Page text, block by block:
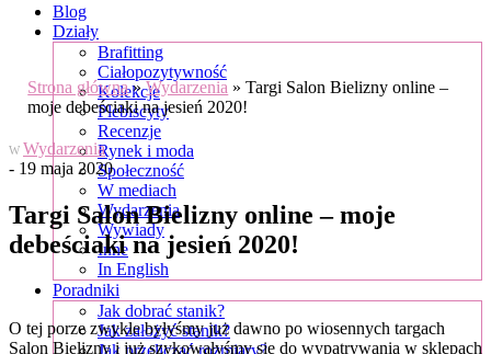
Blog
Działy
Brafitting
Ciałopozytywność
Kolekcje
Plebiscyty
Recenzje
Rynek i moda
Społeczność
W mediach
Wydarzenia
Wywiady
Inne
In English
Poradniki
Jak dobrać stanik?
Jak założyć stanik?
Jak przeliczać rozmiary?
Strona główna»Wydarzenia »Targi Salon Bielizny online –
moje debeściaki na jesień 2020!
W Wydarzenia
- 19 maja 2020
Targi Salon Bielizny online – moje
debeściaki na jesień 2020!
O tej porze zwykle byłyśmy już dawno po wiosennych targach
Salon Bielizny i już szykowałyśmy się do wypatrywania w sklepach